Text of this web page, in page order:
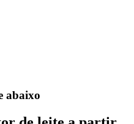
abaixo